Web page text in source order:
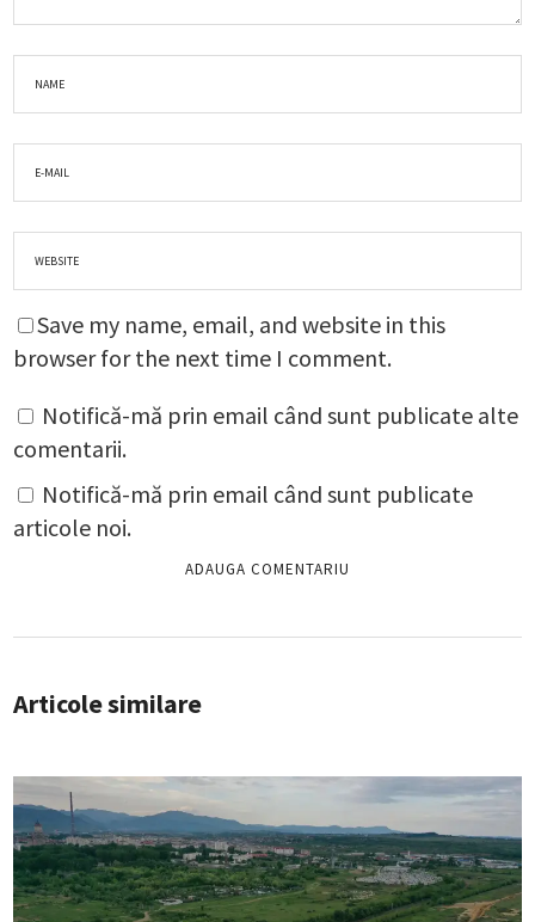
Save my name, email, and website in this
browser for the next time I comment.
Notifică-mă prin email când sunt publicate alte
comentarii.
Notifică-mă prin email când sunt publicate
articole noi.
Articole similare